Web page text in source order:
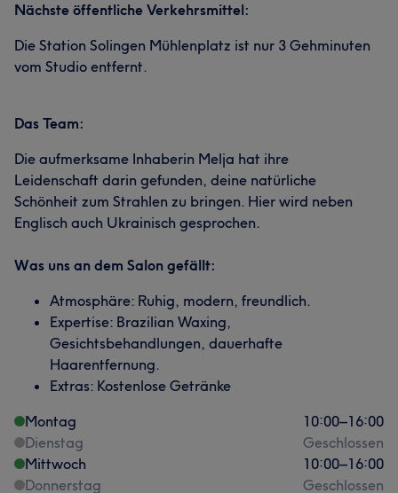
Nächste öffentliche Verkehrsmittel:
Die Station Solingen Mühlenplatz ist nur 3 Gehminuten
vom Studio entfernt.
Das Team:
Die aufmerksame Inhaberin Melja hat ihre
Leidenschaft darin gefunden, deine natürliche
Schönheit zum Strahlen zu bringen. Hier wird neben
Englisch auch Ukrainisch gesprochen.
Was uns an dem Salon gefällt:
Atmosphäre: Ruhig, modern, freundlich.
Expertise: Brazilian Waxing,
Gesichtsbehandlungen, dauerhafte
Haarentfernung.
Extras: Kostenlose Getränke
Montag
10:00–16:00
Dienstag
Geschlossen
Mittwoch
10:00–16:00
Donnerstag
Geschlossen